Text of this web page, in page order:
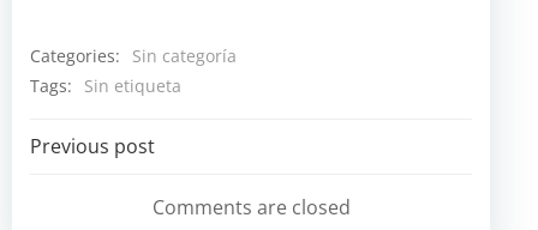
Categories:
Sin categoría
Tags:
Sin etiqueta
Navegación
Previous post
Comments are closed